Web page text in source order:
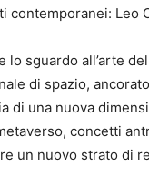
Leo
sguardo all’arte
di spazio,
una nuova
concetti
un nuovo strato di